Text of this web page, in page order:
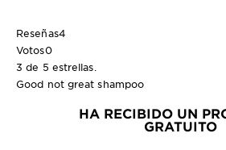
Reseñas4
Votos0
3 de 5 estrellas.
Good not great shampoo
HA RECIBIDO UN
GRATUITO